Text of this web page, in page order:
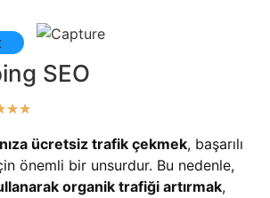
SEO
★★
ücretsiz trafik çekmek, başarılı
önemli bir unsurdur. Bu nedenle,
organik trafiği artırmak,